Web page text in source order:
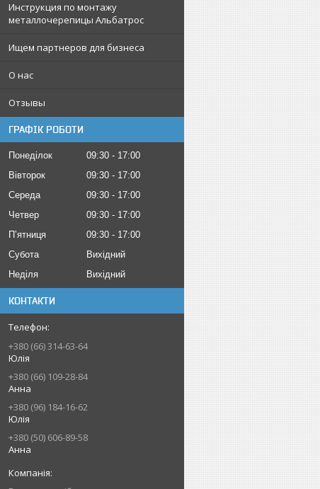
Инструкция по монтажу
металлочерепицы Альбатрос
Ищем партнеров для бизнеса
О нас
Отзывы
ГРАФІК РОБОТИ
Понеділок 09:30
17:00
Вівторок
09:30
17:00
Середа
09:30
17:00
Четвер
09:30
17:00
Пʼятниця
09:30
17:00
Субота
Вихідний
Неділя
Вихідний
КОНТАКТИ
+380 (66) 314-63-64
Юлія
+380 (66) 109-28-84
Анна
+380 (96) 184-16-62
Юлія
+380 (50) 606-89-58
Анна